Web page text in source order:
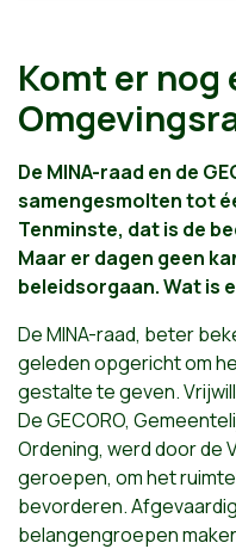
Komt er nog
De MINA-raad en de
samengesmolten tot
Tenminste, dat is de
Maar er dagen geen
beleidsorgaan. Wat is
De MINA-raad, beter
geleden opgericht om
gestalte te geven.
De GECORO,
Ordening, werd door de
geroepen, om het
bevorderen.
belangengroepen